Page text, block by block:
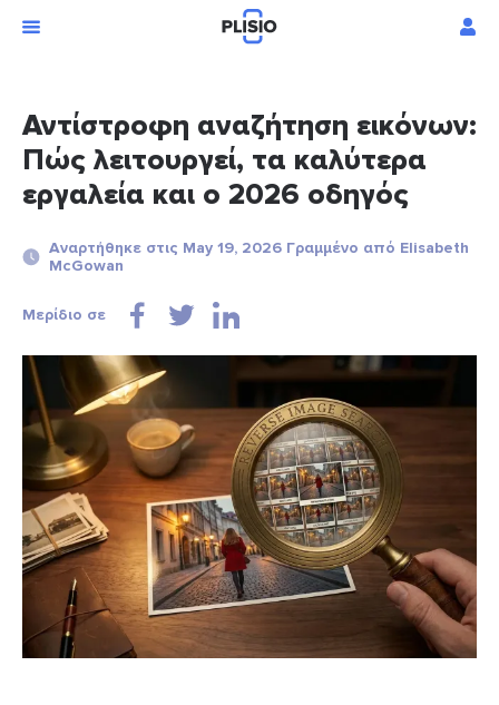
Αντίστροφη αναζήτηση εικόνων:
Πώς λειτουργεί, τα καλύτερα
εργαλεία και ο 2026 οδηγός
Αναρτήθηκε στις May 19, 2026 Γραμμένο από Elisabeth
McGowan
Μερίδιο σε